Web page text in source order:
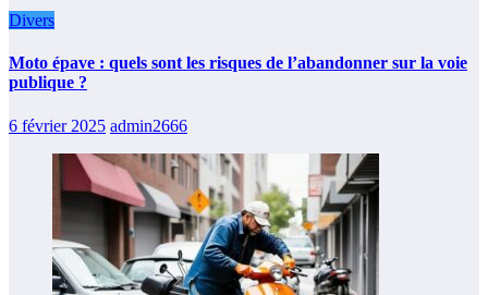
Divers
Moto épave : quels sont les risques de l’abandonner sur la voie
publique ?
6 février 2025 admin2666